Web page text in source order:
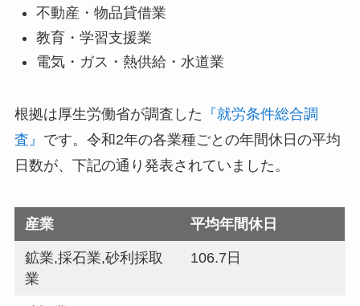
不動産・物品貸借業
教育・学習支援業
電気・ガス・熱供給・水道業
根拠は厚生労働省が調査した 『就労条件総合調
査』 です。令和2年の各業種ごとの年間休日の平均
日数が、下記の通り発表されていました。
産業 平均年間休日
鉱業,採石業,砂利採取
業
106.7日